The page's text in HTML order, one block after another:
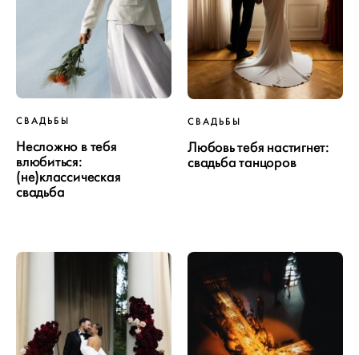
СВАДЬБЫ
Несложно в тебя
влюбиться:
(не)классическая
свадьба
СВАДЬБЫ
Любовь тебя настигнет:
свадьба танцоров